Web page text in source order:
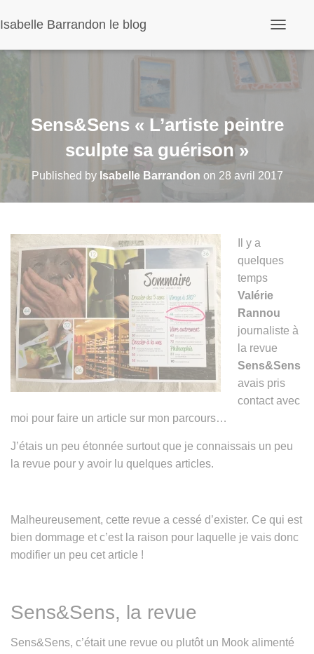
Isabelle Barrandon le blog
i
e
r
a
g
o
Sens&Sens « L’artiste peintre
sculpte sa guérison »
Published by Isabelle Barrandon on 28 avril 2017
Il y a
quelques
temps
Valérie
Rannou
journaliste à
la revue
Sens&Sens
avais pris
contact avec
moi pour faire un article sur mon parcours…
J’étais un peu étonnée surtout que je connaissais un peu
la revue pour y avoir lu quelques articles.
Malheureusement, cette revue a cessé d’exister. Ce qui est
bien dommage et c’est la raison pour laquelle je vais donc
modifier un peu cet article !
Sens&Sens, la revue
Sens&Sens, c’était une revue ou plutôt un Mook alimenté